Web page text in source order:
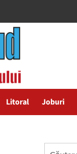
Litoral Joburi
Caută